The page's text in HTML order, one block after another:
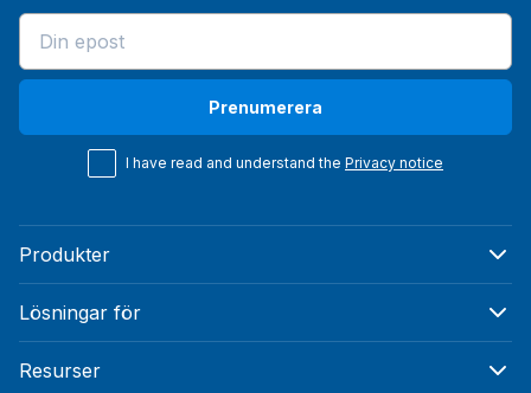
Prenumerera
I have read and understand the Privacy notice
Produkter
Lösningar för
Resurser